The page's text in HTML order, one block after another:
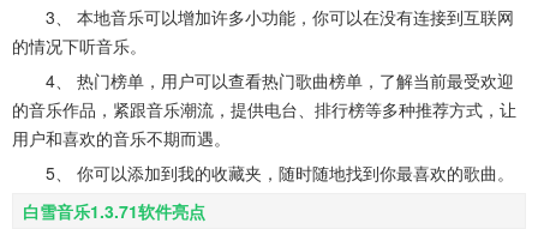
3、 本地音乐可以增加许多小功能，你可以在没有连接到互联网
的情况下听音乐。
4、 热门榜单，用户可以查看热门歌曲榜单，了解当前最受欢迎
的音乐作品，紧跟音乐潮流，提供电台、排行榜等多种推荐方式，让
用户和喜欢的音乐不期而遇。
5、 你可以添加到我的收藏夹，随时随地找到你最喜欢的歌曲。
白雪音乐1.3.71软件亮点